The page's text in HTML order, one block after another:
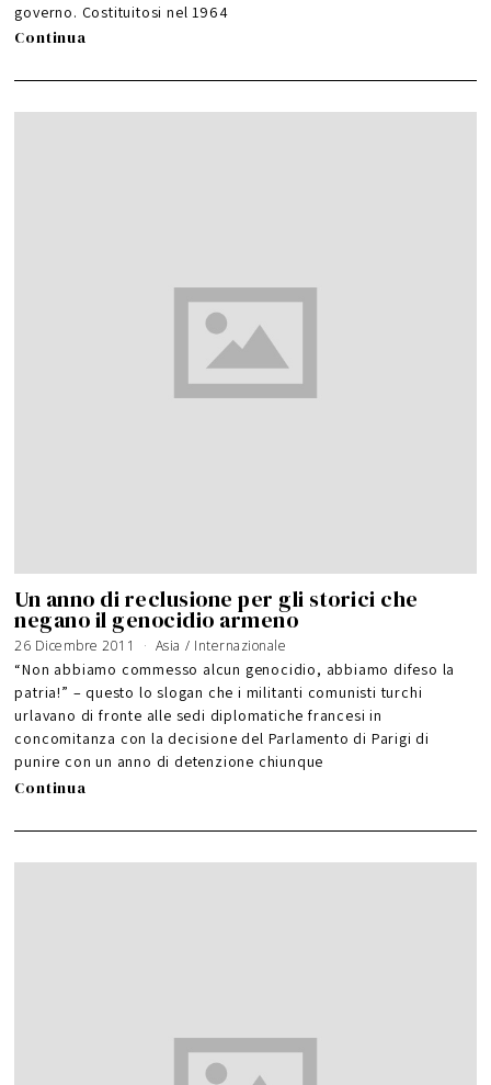
governo. Costituitosi nel 1964
Continua
Un anno di reclusione per gli storici che
negano il genocidio armeno
26 Dicembre 2011
i
u
g
n
2
0
1
6
Asia / Internazionale
“Non abbiamo commesso alcun genocidio, abbiamo difeso la
patria!” – questo lo slogan che i militanti comunisti turchi
urlavano di fronte alle sedi diplomatiche francesi in
concomitanza con la decisione del Parlamento di Parigi di
punire con un anno di detenzione chiunque
Continua